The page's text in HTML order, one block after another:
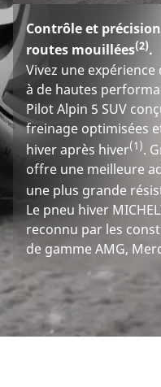
Contrôle et
routes mouillées(2).
Vivez une
à de hautes
Pilot Alpin 5 SUV
freinage optimisées
hiver après hiver(1).
offre une meilleure
une plus grande
Le pneu hiver
reconnu par les
de gamme AMG,